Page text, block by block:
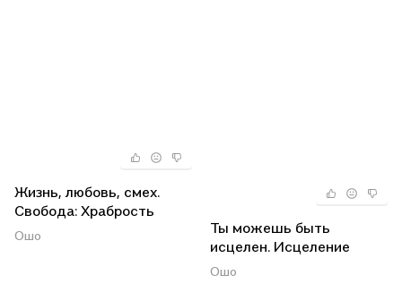
Жизнь, любовь, смех.
Свобода: Храбрость
быть собой. Творчество:
Ошо
Ты можешь быть
исцелен. Исцеление
души. Медитация -
Ошо